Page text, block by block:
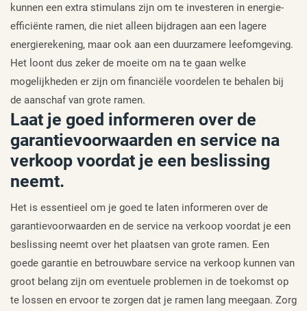
kunnen een extra stimulans zijn om te investeren in energie-
efficiënte ramen, die niet alleen bijdragen aan een lagere
energierekening, maar ook aan een duurzamere leefomgeving.
Het loont dus zeker de moeite om na te gaan welke
mogelijkheden er zijn om financiële voordelen te behalen bij
de aanschaf van grote ramen.
Laat je goed informeren over de
garantievoorwaarden en service na
verkoop voordat je een beslissing
neemt.
Het is essentieel om je goed te laten informeren over de
garantievoorwaarden en de service na verkoop voordat je een
beslissing neemt over het plaatsen van grote ramen. Een
goede garantie en betrouwbare service na verkoop kunnen van
groot belang zijn om eventuele problemen in de toekomst op
te lossen en ervoor te zorgen dat je ramen lang meegaan. Zorg